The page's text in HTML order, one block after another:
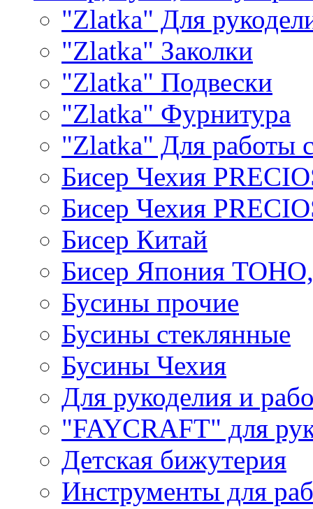
"Zlatka" Для
"Zlatka" Заколки
"Zlatka" Подвески
"Zlatka" Фурнитура
"Zlatka" Для работы
Бисер Чехия
Бисер Чехия
Бисер Китай
Бисер Япония
Бусины прочие
Бусины стеклянные
Бусины Чехия
Для рукоделия и
"FAYCRAFT" для
Детская бижутерия
Инструменты для